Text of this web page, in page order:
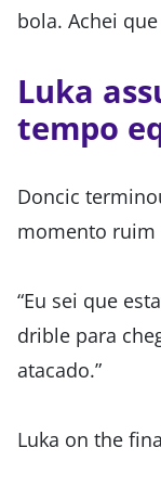
bola. Achei
Luka
tempo
Doncic
momento ruim
“Eu sei que
drible para
atacado.”
Luka on the